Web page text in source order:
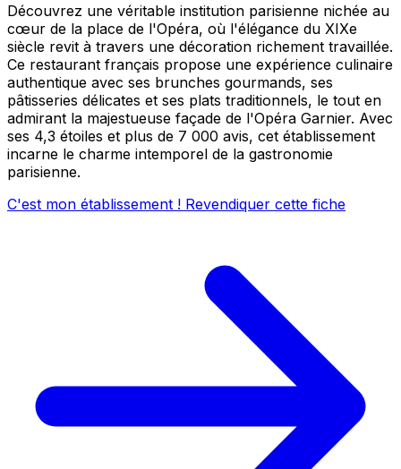
Découvrez une véritable institution parisienne nichée au
cœur de la place de l'Opéra, où l'élégance du XIXe
siècle revit à travers une décoration richement travaillée.
Ce restaurant français propose une expérience culinaire
authentique avec ses brunches gourmands, ses
pâtisseries délicates et ses plats traditionnels, le tout en
admirant la majestueuse façade de l'Opéra Garnier. Avec
ses 4,3 étoiles et plus de 7 000 avis, cet établissement
incarne le charme intemporel de la gastronomie
parisienne.
C'est mon établissement ! Revendiquer cette fiche